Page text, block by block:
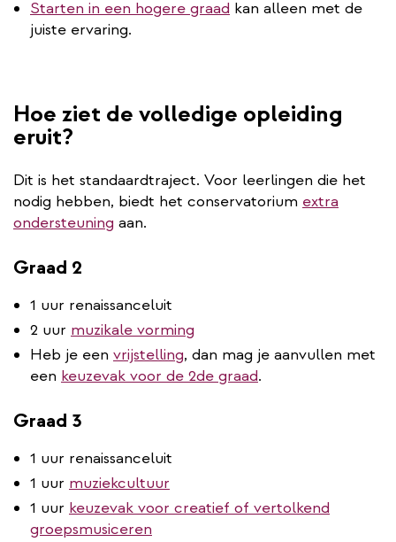
Starten in een hogere graad kan alleen met de
juiste ervaring.
Hoe ziet de volledige opleiding
eruit?
Dit is het standaardtraject. Voor leerlingen die het
nodig hebben, biedt het conservatorium extra
ondersteuning aan.
Graad 2
1 uur renaissanceluit
2 uur muzikale vorming
Heb je een vrijstelling, dan mag je aanvullen met
een keuzevak voor de 2de graad.
Graad 3
1 uur renaissanceluit
1 uur muziekcultuur
1 uur keuzevak voor creatief of vertolkend
groepsmusiceren